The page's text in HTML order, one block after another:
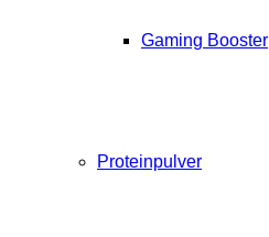
Gaming Booster
Proteinpulver